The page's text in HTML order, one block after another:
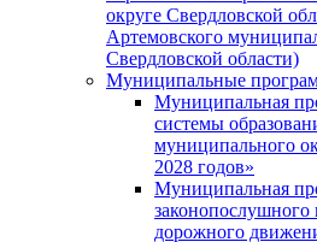
округе Свердловской
Артемовского
Свердловской области)
Муниципальные
Муниципальная
системы
муниципального
2028 годов»
Муниципальная
законопослушного
дорожного